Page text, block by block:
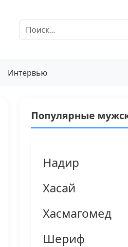
Интервью
Популярные
Надир
Хасай
Хасмагомед
Шериф